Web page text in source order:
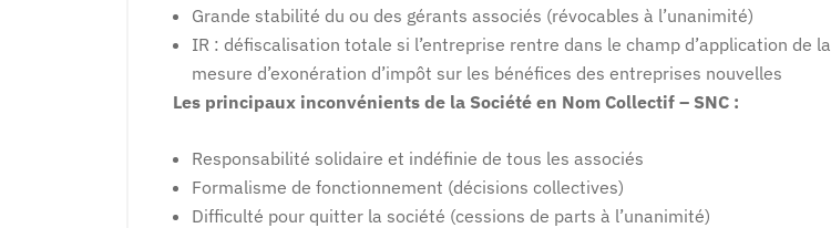
Grande stabilité du ou des gérants associés (révocables à l’unanimité)
IR : défiscalisation totale si l’entreprise rentre dans le champ d’application de la
mesure d’exonération d’impôt sur les bénéfices des entreprises nouvelles
Les principaux inconvénients de la Société en Nom Collectif – SNC :
Responsabilité solidaire et indéfinie de tous les associés
Formalisme de fonctionnement (décisions collectives)
Difficulté pour quitter la société (cessions de parts à l’unanimité)